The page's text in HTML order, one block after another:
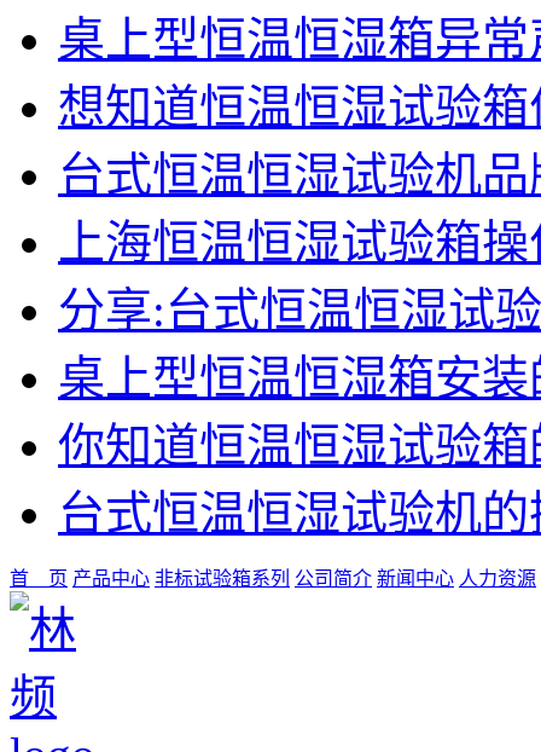
桌上型恒温恒湿箱异
想知道恒温恒湿试验
台式恒温恒湿试验机
上海恒温恒湿试验箱
分享:台式恒温恒湿试
桌上型恒温恒湿箱安
你知道恒温恒湿试验
台式恒温恒湿试验机
首 页 产品中心 非标试验箱系列 公司简介 新闻中心 人力资源